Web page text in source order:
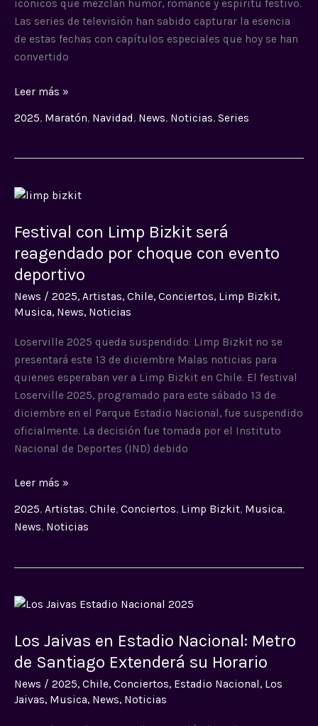
icónicos que mezclan humor, romance y espíritu festivo.
Las series de televisión han sabido capturar la esencia
de estas fechas con capítulos especiales que hoy se han
convertido
Leer más »
2025, Maratón, Navidad, News, Noticias, Series
Festival con Limp Bizkit será
reagendado por choque con evento
deportivo
News / 2025, Artistas, Chile, Conciertos, Limp Bizkit,
Musica, News, Noticias
Loserville 2025 queda suspendido: Limp Bizkit no se
presentará este 13 de diciembre Malas noticias para
quienes esperaban ver a Limp Bizkit en Chile. El festival
Loserville 2025, programado para este sábado 13 de
diciembre en el Parque Estadio Nacional, fue suspendido
oficialmente. La decisión fue tomada por el Instituto
Nacional de Deportes (IND) debido
Festival
Limp
Bizkit
será
reagendado
por
choque
con
deportivo
Leer más »
2025, Artistas, Chile, Conciertos, Limp Bizkit, Musica,
News, Noticias
Los Jaivas en Estadio Nacional: Metro
de Santiago Extenderá su Horario
News / 2025, Chile, Conciertos, Estadio Nacional, Los
Jaivas, Musica, News, Noticias
Los
en
Estadio